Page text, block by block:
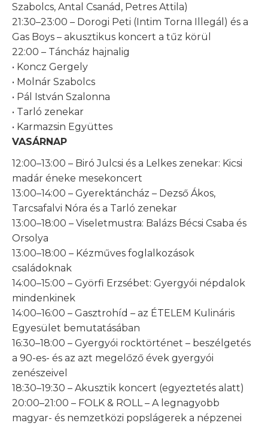
Szabolcs, Antal Csanád, Petres Attila)
21:30–23:00 – Dorogi Peti (Intim Torna Illegál) és a
Gas Boys – akusztikus koncert a tűz körül
22:00 – Táncház hajnalig
• Koncz Gergely
• Molnár Szabolcs
• Pál István Szalonna
• Tarló zenekar
• Karmazsin Együttes
VASÁRNAP
12:00–13:00 – Biró Julcsi és a Lelkes zenekar: Kicsi
madár éneke mesekoncert
13:00–14:00 – Gyerektáncház – Dezső Ákos,
Tarcsafalvi Nóra és a Tarló zenekar
13:00–18:00 – Viseletmustra: Balázs Bécsi Csaba és
Orsolya
13:00–18:00 – Kézműves foglalkozások
családoknak
14:00–15:00 – Györfi Erzsébet: Gyergyói népdalok
mindenkinek
14:00–16:00 – Gasztrohíd – az ÉTELEM Kulináris
Egyesület bemutatásában
16:30–18:00 – Gyergyói rocktörténet – beszélgetés
a 90-es- és az azt megelőző évek gyergyói
zenészeivel
18:30–19:30 – Akusztik koncert (egyeztetés alatt)
20:00–21:00 – FOLK & ROLL – A legnagyobb
magyar- és nemzetközi popslágerek a népzenei